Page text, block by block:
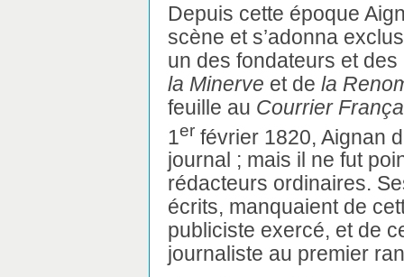
Depuis cette époque
scène et s’adonna
un des fondateurs et
la Minerve et de la
feuille au Courrier
1 er février 1820, Aignan
journal ; mais il ne fut
rédacteurs ordinaires.
écrits, manquaient de
publiciste exercé, et de
journaliste au premier